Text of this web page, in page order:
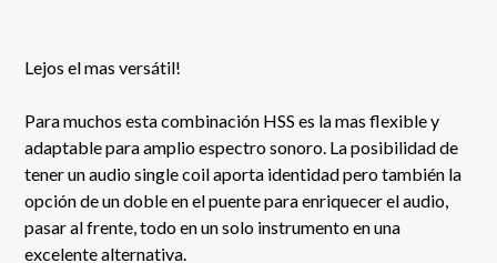
Lejos el mas versátil!
Para muchos esta combinación HSS es la mas flexible y
adaptable para amplio espectro sonoro. La posibilidad de
tener un audio single coil aporta identidad pero también la
opción de un doble en el puente para enriquecer el audio,
pasar al frente, todo en un solo instrumento en una
excelente alternativa.